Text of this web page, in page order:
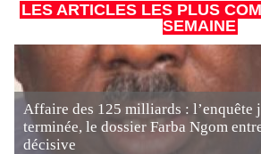
LES ARTICLES LES PLUS
SEMAINE
Affaire des 125 milliards : l’enquête
terminée, le dossier Farba Ngom
décisive